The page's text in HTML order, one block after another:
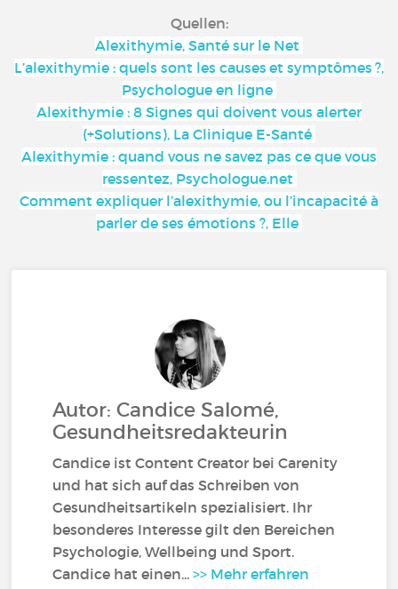
Quellen:
Alexithymie, Santé sur le Net
L’alexithymie : quels sont les causes et symptômes ?,
Psychologue en ligne
Alexithymie : 8 Signes qui doivent vous alerter
(+Solutions), La Clinique E-Santé
Alexithymie : quand vous ne savez pas ce que vous
ressentez, Psychologue.net
Comment expliquer l’alexithymie, ou l’incapacité à
parler de ses émotions ?, Elle
Autor: Candice Salomé,
Gesundheitsredakteurin
Candice ist Content Creator bei Carenity
und hat sich auf das Schreiben von
Gesundheitsartikeln spezialisiert. Ihr
besonderes Interesse gilt den Bereichen
Psychologie, Wellbeing und Sport.
Candice hat einen...>> Mehr erfahren